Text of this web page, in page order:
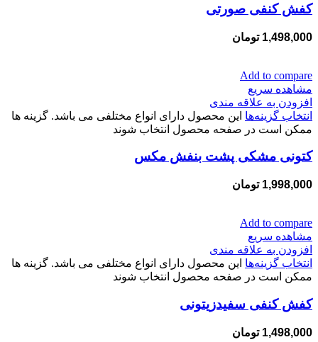
کفش کنفی صورتی
1,498,000 تومان
Add to compare
مشاهده سریع
افزودن به علاقه مندی
انتخاب گزینه‌ها این محصول دارای انواع مختلفی می باشد. گزینه ها
ممکن است در صفحه محصول انتخاب شوند
کتونی مشکی پشت بنفش مکس
1,998,000 تومان
Add to compare
مشاهده سریع
افزودن به علاقه مندی
انتخاب گزینه‌ها این محصول دارای انواع مختلفی می باشد. گزینه ها
ممکن است در صفحه محصول انتخاب شوند
کفش کنفی سفیدزیتونی
1,498,000 تومان